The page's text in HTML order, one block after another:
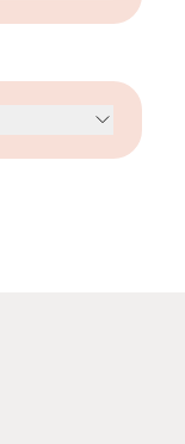
välkommen
avanmäla
få
inte